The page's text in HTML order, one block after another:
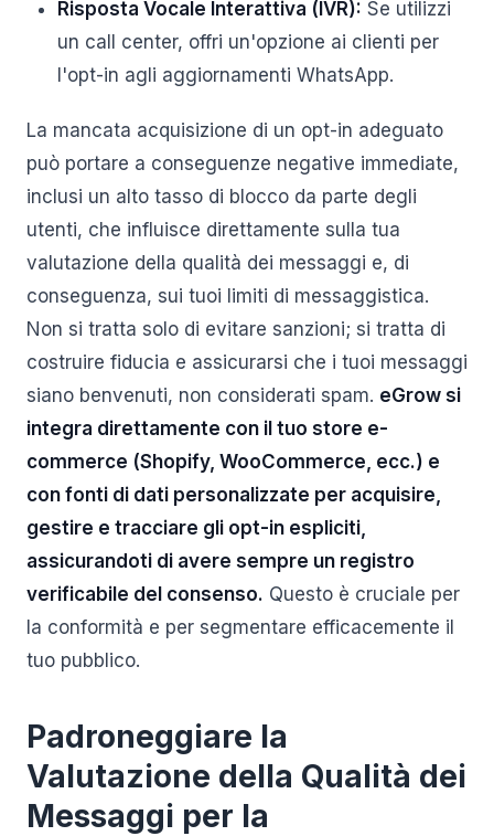
Risposta Vocale Interattiva (IVR): Se utilizzi
un call center, offri un'opzione ai clienti per
l'opt-in agli aggiornamenti WhatsApp.
La mancata acquisizione di un opt-in adeguato
può portare a conseguenze negative immediate,
inclusi un alto tasso di blocco da parte degli
utenti, che influisce direttamente sulla tua
valutazione della qualità dei messaggi e, di
conseguenza, sui tuoi limiti di messaggistica.
Non si tratta solo di evitare sanzioni; si tratta di
costruire fiducia e assicurarsi che i tuoi messaggi
siano benvenuti, non considerati spam. eGrow si
integra direttamente con il tuo store e-
commerce (Shopify, WooCommerce, ecc.) e
con fonti di dati personalizzate per acquisire,
gestire e tracciare gli opt-in espliciti,
assicurandoti di avere sempre un registro
verificabile del consenso. Questo è cruciale per
la conformità e per segmentare efficacemente il
tuo pubblico.
Padroneggiare la
Valutazione della Qualità dei
Messaggi per la